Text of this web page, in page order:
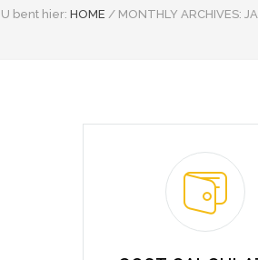
U bent hier: HOME / MONTHLY ARCHIVES: